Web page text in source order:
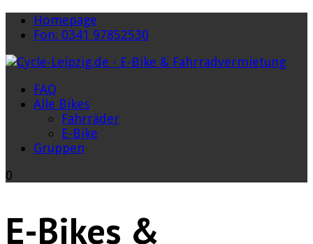
Homepage
Fon: 0341 97852530
FAQ
Alle Bikes
Fahrräder
E-Bike
Gruppen
0
E-Bikes &